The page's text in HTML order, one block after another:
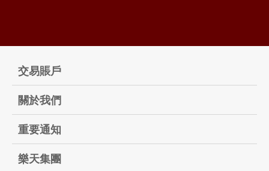
交易賬戶
關於我們
重要通知
樂天集團